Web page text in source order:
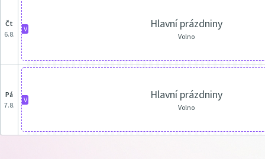
čt
6.8.
V Hlavní prázdniny
Volno
pá
7.8.
V Hlavní prázdniny
Volno